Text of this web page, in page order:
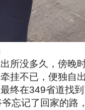
所没多久，傍晚
挂不已，便独自
终在349省道找
忘记了回家的路